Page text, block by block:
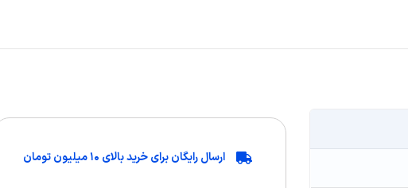
ارسال رایگان برای خرید بالای ۱۰ میلیون تومان